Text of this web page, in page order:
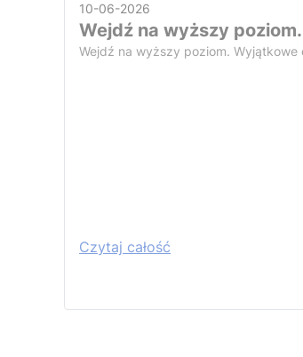
10-06-2026
Wejdź na wyższy
Wejdź na wyższy poziom. Wyjątkowe
Czytaj całość